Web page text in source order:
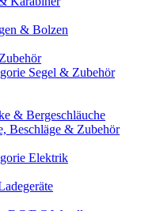
& Bolzen
Segel & Zubehör
& Bergeschläuche
Beschläge & Zubehör
Elektrik